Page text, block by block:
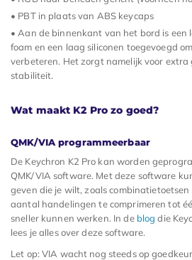
• PBT in plaats van ABS keycaps
• Aan de binnenkant van het bord is een
foam en een laag siliconen toegevoegd
verbeteren. Het zorgt namelijk voor
stabiliteit.
Wat maakt K2 Pro zo goed?
QMK/VIA programmeerbaar
De Keychron K2 Pro kan worden
QMK/VIA software. Met deze software
geven die je wilt, zoals combinatietoetsen
aantal handelingen te comprimeren tot
sneller kunnen werken. In de blog die
lees je alles over deze software.
Let op: VIA wacht nog steeds op